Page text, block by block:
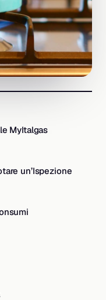
MyItalgas
un’Ispezione